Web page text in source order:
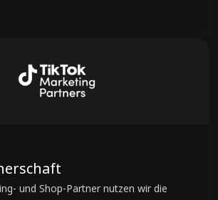
und Shop-Partner nutzen wir die